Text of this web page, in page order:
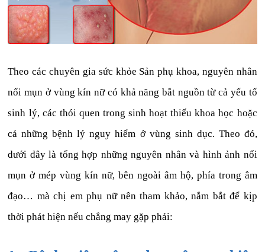
Theo các chuyên gia sức khỏe Sản phụ khoa, nguyên nhân
nổi mụn ở vùng kín nữ có khả năng bắt nguồn từ cả yếu tố
sinh lý, các thói quen trong sinh hoạt thiếu khoa học hoặc
cả những bệnh lý nguy hiểm ở vùng sinh dục. Theo đó,
dưới đây là tổng hợp những nguyên nhân và hình ảnh nổi
mụn ở mép vùng kín nữ, bên ngoài âm hộ, phía trong âm
đạo… mà chị em phụ nữ nên tham khảo, nắm bắt để kịp
thời phát hiện nếu chẳng may gặp phải: